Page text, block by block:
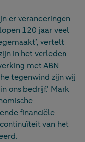
er veranderingen
120 jaar veel
vertelt
in het verleden
met ABN
tegenwind zijn wij
ons bedrijf.’ Mark
financiële
van het